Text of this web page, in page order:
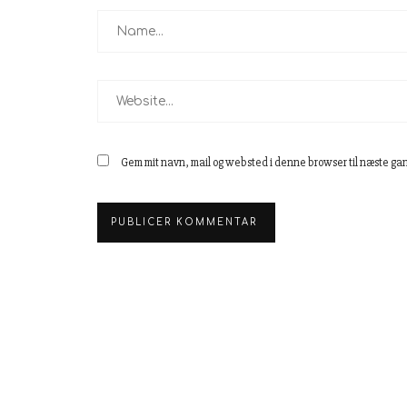
Gem mit navn, mail og websted i denne browser til næste